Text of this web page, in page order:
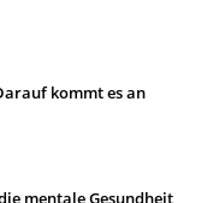
kommt es an
mentale Gesundheit